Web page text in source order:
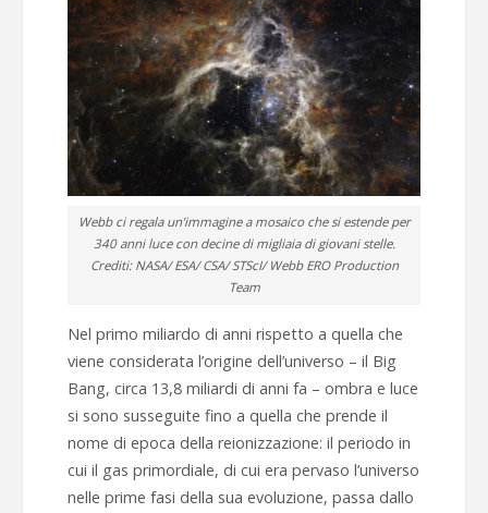
Webb ci regala un’immagine a mosaico che si estende per
340 anni luce con decine di migliaia di giovani stelle.
Crediti: NASA/ ESA/ CSA/ STScI/ Webb ERO Production
Team
Nel primo miliardo di anni rispetto a quella che
viene considerata l’origine dell’universo – il Big
Bang, circa 13,8 miliardi di anni fa – ombra e luce
si sono susseguite fino a quella che prende il
nome di epoca della reionizzazione: il periodo in
cui il gas primordiale, di cui era pervaso l’universo
nelle prime fasi della sua evoluzione, passa dallo